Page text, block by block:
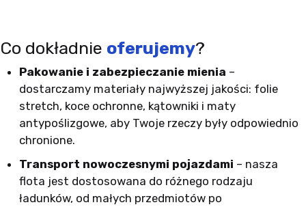
Co dokładnie oferujemy?
Pakowanie i zabezpieczanie mienia –
dostarczamy materiały najwyższej jakości: folie
stretch, koce ochronne, kątowniki i maty
antypoślizgowe, aby Twoje rzeczy były odpowiednio
chronione.
Transport nowoczesnymi pojazdami – nasza
flota jest dostosowana do różnego rodzaju
ładunków, od małych przedmiotów po